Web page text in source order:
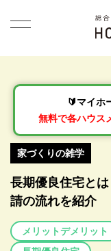
🔰マイホ
無料で各ハウス
家づくりの雑学
長期優良住宅と
請の流れを紹介
メリットデメリット